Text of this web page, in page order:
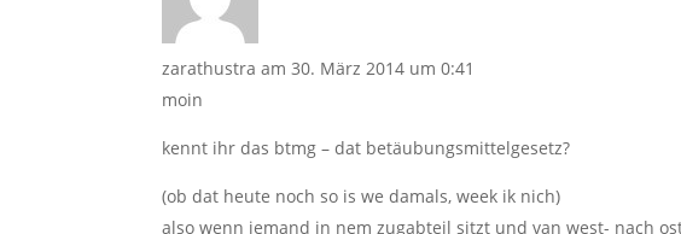
zarathustra am 30. März 2014 um 0:41
moin
kennt ihr das btmg – dat betäubungsmittelgesetz?
(ob dat heute noch so is we damals, week ik nich)
also wenn jemand in nem zugabteil sitzt und van west- nach